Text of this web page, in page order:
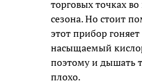
торговых точках
сезона. Но стоит
этот прибор
насыщаемый
поэтому и дышать
плохо.